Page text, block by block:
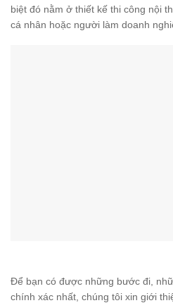
biệt đó nằm ở thiết kế thi công nội
cá nhân hoặc người làm doanh
Để bạn có được những bước đi,
chính xác nhất, chúng tôi xin giới